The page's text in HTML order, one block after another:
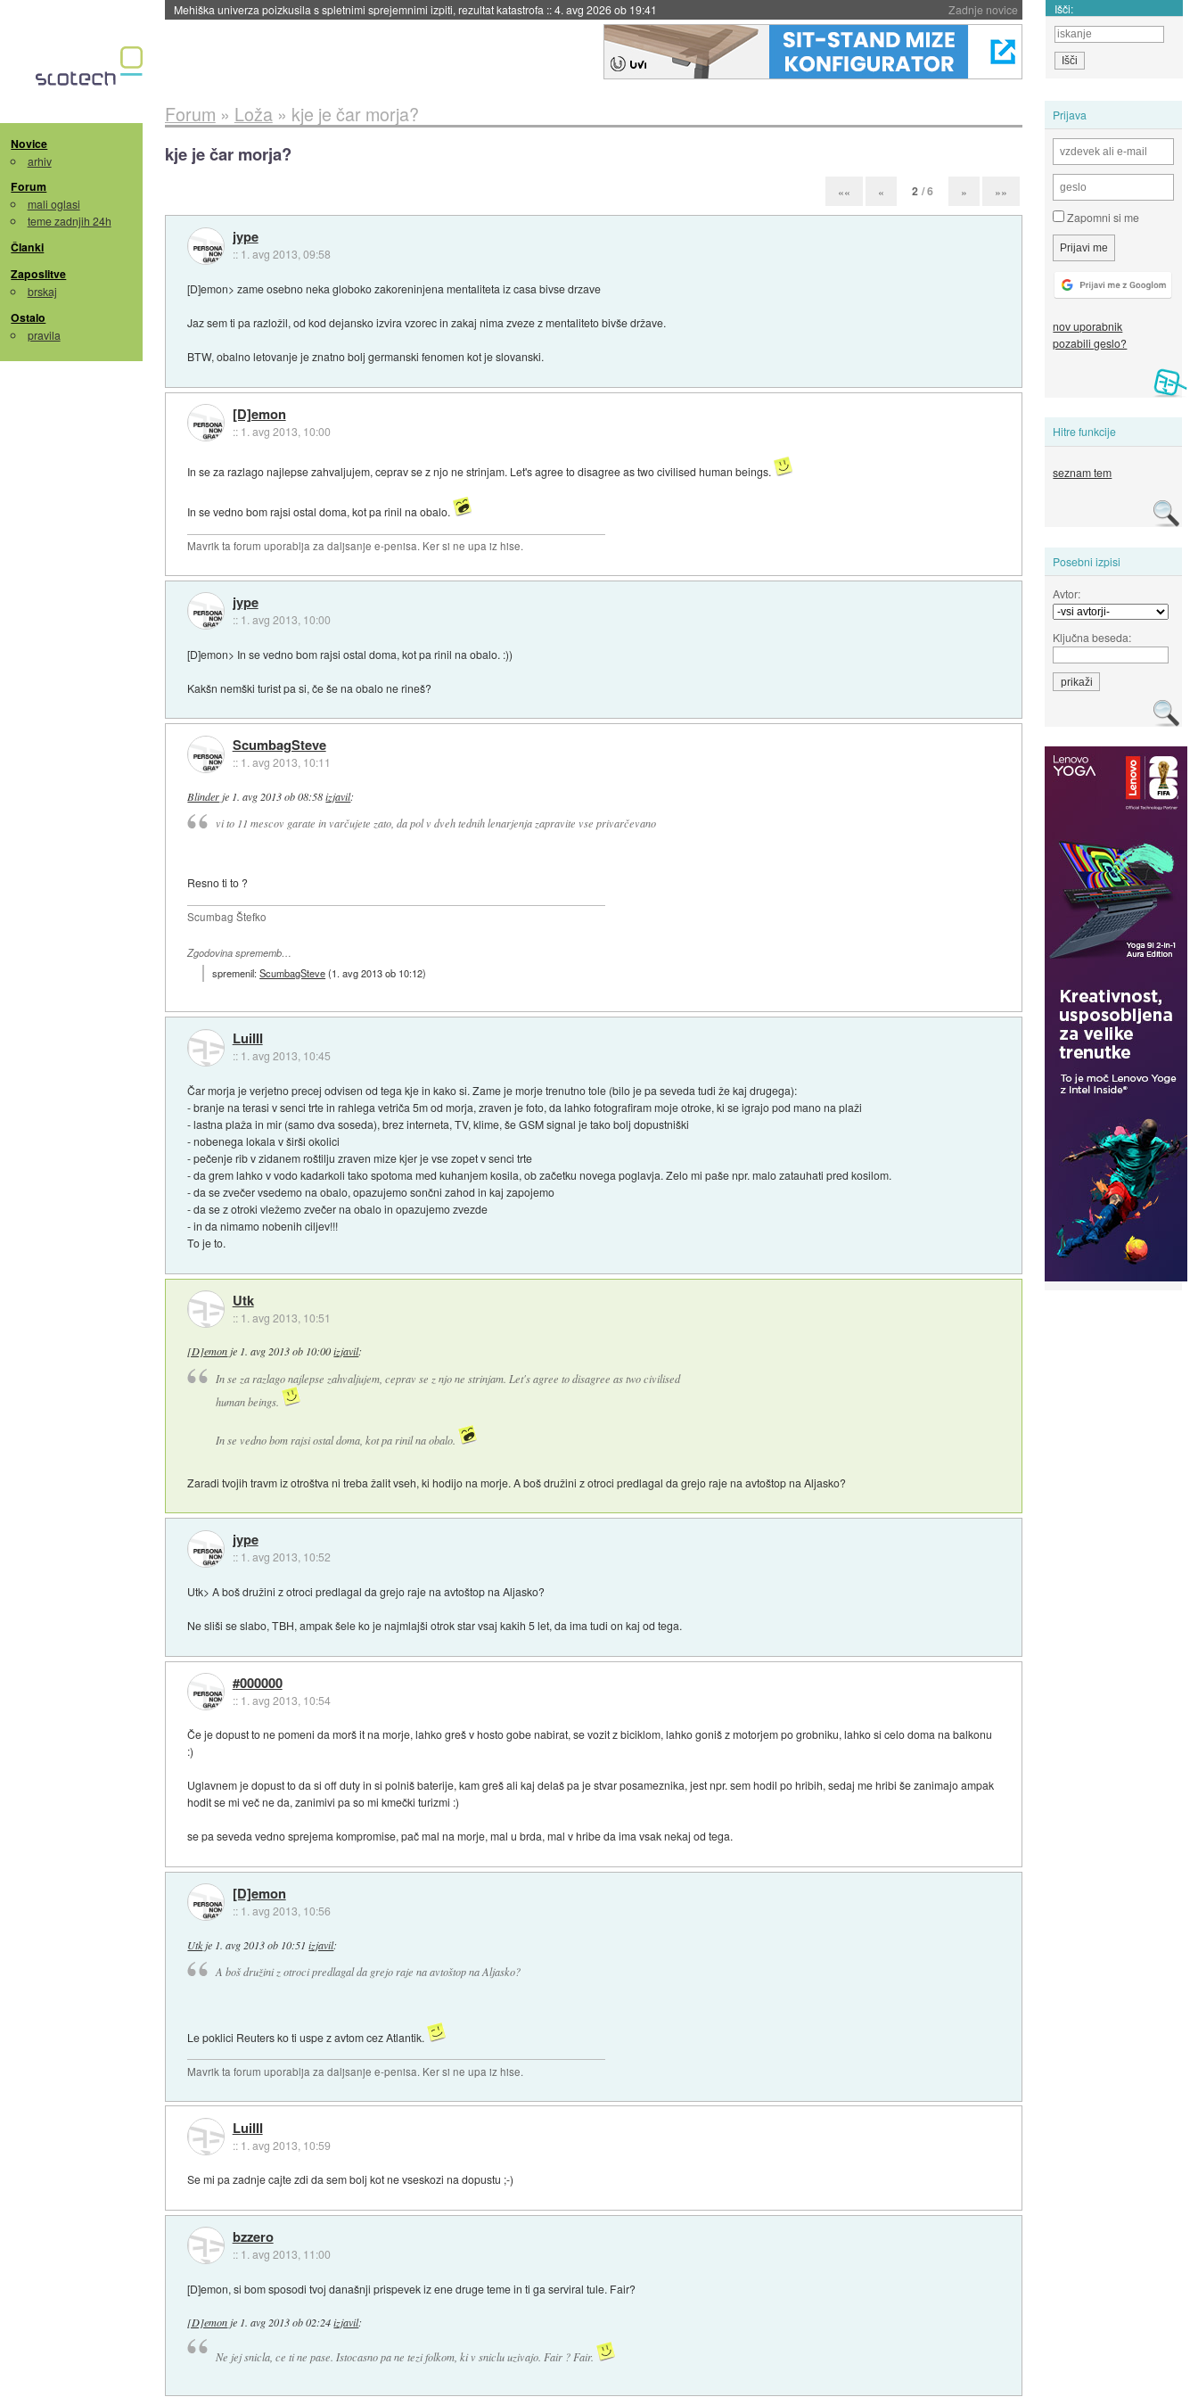
Zadnje novice
Mehiška univerza poizkusila s spletnimi sprejemnimi izpiti, rezultat katastrofa ::4. avg 2026 ob 19:41 Išči:
Novice
arhiv
Forum
mali oglasi
teme zadnjih 24h
Članki
Zaposlitve
brskaj
Ostalo
pravila
Prijava
Zapomni si me
nov uporabnik
pozabili geslo?
Hitre funkcije
seznam tem
Posebni izpisi
Avtor:
Ključna beseda:
Forum » Loža» kje je čar morja?
kje je čar morja?
«« « 2 / 6 » »»
jype
:: 1. avg 2013, 09:58
[D]emon> zame osebno neka globoko zakoreninjena mentaliteta iz casa bivse drzave
Jaz sem ti pa razložil, od kod dejansko izvira vzorec in zakaj nima zveze z mentaliteto bivše države.
BTW, obalno letovanje je znatno bolj germanski fenomen kot je slovanski.
[D]emon
:: 1. avg 2013, 10:00
In se za razlago najlepse zahvaljujem, ceprav se z njo ne strinjam. Let's agree to disagree as two civilised human beings.
In se vedno bom rajsi ostal doma, kot pa rinil na obalo.
Mavrik ta forum uporablja za daljsanje e-penisa. Ker si ne upa iz hise.
jype
:: 1. avg 2013, 10:00
[D]emon> In se vedno bom rajsi ostal doma, kot pa rinil na obalo. :))
Kakšn nemški turist pa si, če še na obalo ne rineš?
ScumbagSteve
:: 1. avg 2013, 10:11
Blinder je 1. avg 2013 ob 08:58 izjavil:
vi to 11 mescov garate in varčujete zato, da pol v dveh tednih lenarjenja zapravite vse privarčevano
Resno ti to ?
Scumbag Štefko
Zgodovina sprememb…
spremenil:ScumbagSteve(1. avg 2013 ob 10:12)
LuiIII
:: 1. avg 2013, 10:45
Čar morja je verjetno precej odvisen od tega kje in kako si. Zame je morje trenutno tole (bilo je pa seveda tudi že kaj drugega):
- branje na terasi v senci trte in rahlega vetriča 5m od morja, zraven je foto, da lahko fotografiram moje otroke, ki se igrajo pod mano na plaži
- lastna plaža in mir (samo dva soseda), brez interneta, TV, klime, še GSM signal je tako bolj dopustniški
- nobenega lokala v širši okolici
- pečenje rib v zidanem roštilju zraven mize kjer je vse zopet v senci trte
- da grem lahko v vodo kadarkoli tako spotoma med kuhanjem kosila, ob začetku novega poglavja. Zelo mi paše npr. malo zatauhati pred kosilom.
- da se zvečer vsedemo na obalo, opazujemo sončni zahod in kaj zapojemo
- da se z otroki vležemo zvečer na obalo in opazujemo zvezde
- in da nimamo nobenih ciljev!!!
To je to.
Utk
:: 1. avg 2013, 10:51
[D]emonje 1. avg 2013 ob 10:00 izjavil:
In se za razlago najlepse zahvaljujem, ceprav se z njo ne strinjam. Let's agree to disagree as two civilised
human beings.
In se vedno bom rajsi ostal doma, kot pa rinil na obalo.
Zaradi tvojih travm iz otroštva ni treba žalit vseh, ki hodijo na morje. A boš družini z otroci predlagal da grejo raje na avtoštop na Aljasko?
jype
:: 1. avg 2013, 10:52
Utk> A boš družini z otroci predlagal da grejo raje na avtoštop na Aljasko?
Ne sliši se slabo, TBH, ampak šele ko je najmlajši otrok star vsaj kakih 5 let, da ima tudi on kaj od tega.
#000000
:: 1. avg 2013, 10:54
Če je dopust to ne pomeni da morš it na morje, lahko greš v hosto gobe nabirat, se vozit z biciklom, lahko goniš z motorjem po grobniku, lahko si celo doma na balkonu
:)
Uglavnem je dopust to da si off duty in si polniš baterije, kam greš ali kaj delaš pa je stvar posameznika, jest npr. sem hodil po hribih, sedaj me hribi še zanimajo ampak
hodit se mi več ne da, zanimivi pa so mi kmečki turizmi :)
se pa seveda vedno sprejema kompromise, pač mal na morje, mal u brda, mal v hribe da ima vsak nekaj od tega.
[D]emon
:: 1. avg 2013, 10:56
Utkje 1. avg 2013 ob 10:51 izjavil:
A boš družini z otroci predlagal da grejo raje na avtoštop na Aljasko?
Le poklici Reuters ko ti uspe z avtom cez Atlantik.
Mavrik ta forum uporablja za daljsanje e-penisa. Ker si ne upa iz hise.
LuiIII
:: 1. avg 2013, 10:59
Se mi pa zadnje cajte zdi da sem bolj kot ne vseskozi na dopustu ;-)
bzzero
:: 1. avg 2013, 11:00
[D]emon, si bom sposodi tvoj današnji prispevek iz ene druge teme in ti ga serviral tule. Fair?
[D]emon je 1. avg 2013 ob 02:24 izjavil:
Ne jej snicla, ce ti ne pase. Istocasno pa ne tezi folkom, ki v sniclu uzivajo. Fair ? Fair.